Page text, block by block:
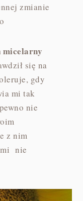
zmianie
micelarny
się na
gdy
mi tak
nie
z nim
nie